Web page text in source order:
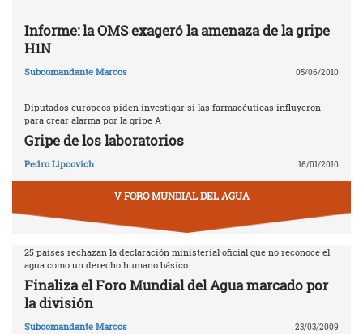
Informe: la OMS exageró la amenaza de la gripe
H1N
Subcomandante Marcos 05/06/2010
Diputados europeos piden investigar si las farmacéuticas influyeron
para crear alarma por la gripe A
Gripe de los laboratorios
Pedro Lipcovich 16/01/2010
V FORO MUNDIAL DEL AGUA
25 países rechazan la declaración ministerial oficial que no reconoce el
agua como un derecho humano básico
Finaliza el Foro Mundial del Agua marcado por
la división
Subcomandante Marcos 23/03/2009